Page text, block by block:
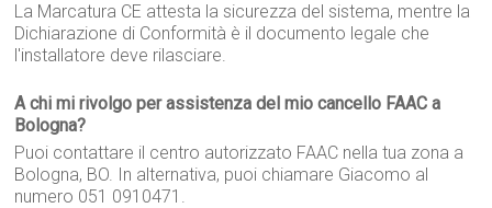
La Marcatura CE attesta la sicurezza del sistema, mentre la
Dichiarazione di Conformità è il documento legale che
l'installatore deve rilasciare.
A chi mi rivolgo per assistenza del mio cancello FAAC a
Bologna?
Puoi contattare il centro autorizzato FAAC nella tua zona a
Bologna, BO. In alternativa, puoi chiamare Giacomo al
numero 051 0910471.